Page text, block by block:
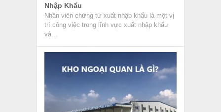
Nhập Khẩu
Nhân viên chứng từ xuất nhập khẩu là một vị
trí công việc trong lĩnh vực xuất nhập khẩu
và...